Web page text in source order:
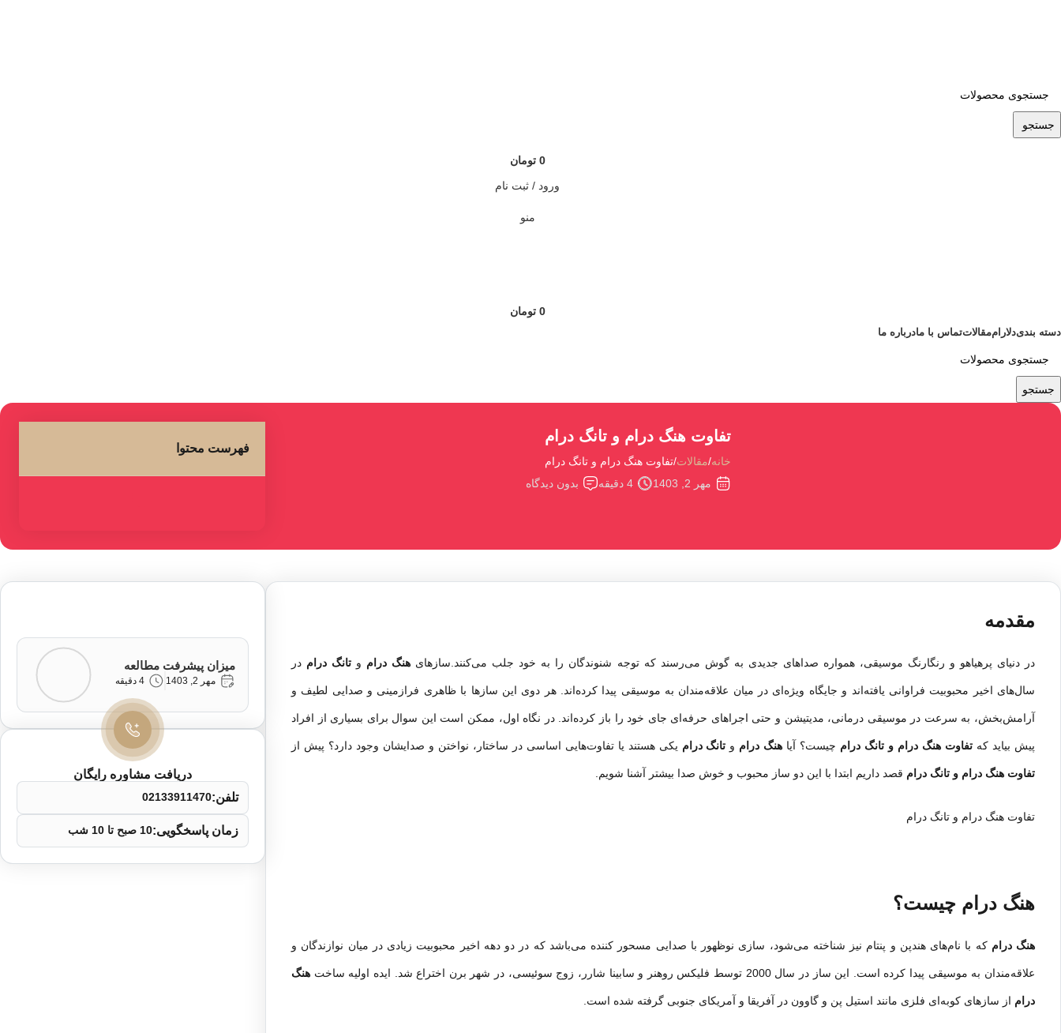
جستجو
0 تومان
ورود / ثبت نام
منو
0 تومان
دسته بندیدلاراممقالاتتماس با مادرباره ما
جستجو
تفاوت هنگ درام و تانگ درام
خانه مقالات تفاوت هنگ درام و تانگ درام
مهر 2, 1403
4 دقیقه بدون دیدگاه
فهرست محتوا
مقدمه
در دنیای پرهیاهو و رنگارنگ موسیقی، همواره صداهای جدیدی به گوش می‌رسند که توجه شنوندگان را به خود جلب می‌کنند.سازهای هنگ درام و تانگ درام در
سال‌های اخیر محبوبیت فراوانی یافته‌اند و جایگاه ویژه‌ای در میان علاقه‌مندان به موسیقی پیدا کرده‌اند. هر دوی این سازها با ظاهری فرازمینی و صدایی لطیف و
آرامش‌بخش، به سرعت در موسیقی درمانی، مدیتیشن و حتی اجراهای حرفه‌ای جای خود را باز کرده‌اند. در نگاه اول، ممکن است این سوال برای بسیاری از افراد
پیش بیاید که تفاوت هنگ درام و تانگ درام چیست؟ آیا هنگ درام و تانگ درام یکی هستند یا تفاوت‌هایی اساسی در ساختار ، نواختن و صدایشان وجود دارد؟ پیش از
تفاوت هنگ درام و تانگ درام قصد داریم ابتدا با این دو ساز محبوب و خوش صدا بیشتر آشنا شویم.
تفاوت هنگ درام و تانگ درام
هنگ درام چیست؟
هنگ درام که با نام‌های هندپن و پنتام نیز شناخته می‌شود، سازی نوظهور با صدایی مسحور کننده می‌باشد که در دو دهه اخیر محبوبیت زیادی در میان نوازندگان و
علاقه‌مندان به موسیقی پیدا کرده است. این ساز در سال 2000 توسط فلیکس روهنر و سابینا شارر، زوج سوئیسی، در شهر برن اختراع شد. ایده اولیه ساخت هنگ
درام از سازهای کوبه‌ای فلزی مانند استیل پن و گاوون در آفریقا و آمریکای جنوبی گرفته شده است.
میزان پیشرفت مطالعه
مهر 2, 1403 4 دقیقه
دریافت مشاوره رایگان
تلفن:02133911470
زمان پاسخگویی:10 صبح تا 10 شب